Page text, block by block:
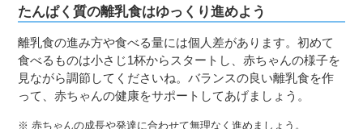
たんぱく質の離乳食はゆっくり進めよう
離乳食の進み方や食べる量には個人差があります。初めて
食べるものは小さじ1杯からスタートし、赤ちゃんの様子を
見ながら調節してくださいね。バランスの良い離乳食を作
って、赤ちゃんの健康をサポートしてあげましょう。
※ 赤ちゃんの成長や発達に合わせて無理なく進めましょう。